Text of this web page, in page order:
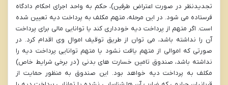
تجدیدنظر در صورت اعتراض طرفین)، حکم به واحد اجرای احکام دادگاه
فرستاده می شود. در این مرحله، متهم مکلف به پرداخت دیه تعیین شده
است. اگر متهم از پرداخت دیه خودداری کند یا توانایی مالی برای پرداخت
آن را نداشته باشد، می توان از طریق توقیف اموال وی اقدام کرد. در
صورتی که اموالی از متهم یافت نشود یا متهم توانایی پرداخت دیه را
نداشته باشد، صندوق تامین خسارت های بدنی (در برخی شرایط خاص)
مکلف به پرداخت دیه خواهد بود. این صندوق به منظور حمایت از